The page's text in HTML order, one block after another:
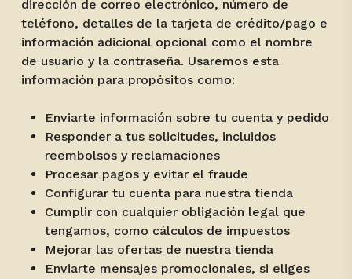
dirección de correo electrónico, número de
teléfono, detalles de la tarjeta de crédito/pago e
información adicional opcional como el nombre
de usuario y la contraseña. Usaremos esta
información para propósitos como:
Enviarte información sobre tu cuenta y pedido
Responder a tus solicitudes, incluidos
reembolsos y reclamaciones
Procesar pagos y evitar el fraude
Configurar tu cuenta para nuestra tienda
Cumplir con cualquier obligación legal que
tengamos, como cálculos de impuestos
Mejorar las ofertas de nuestra tienda
Enviarte mensajes promocionales, si eliges